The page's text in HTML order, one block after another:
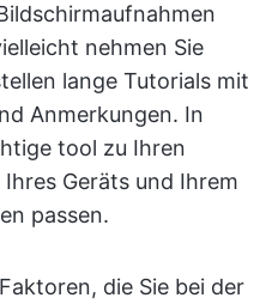
nehmen Sie
lange Tutorials mit
Anmerkungen. In
tool zu Ihren
Geräts und Ihrem
passen.
die Sie bei der